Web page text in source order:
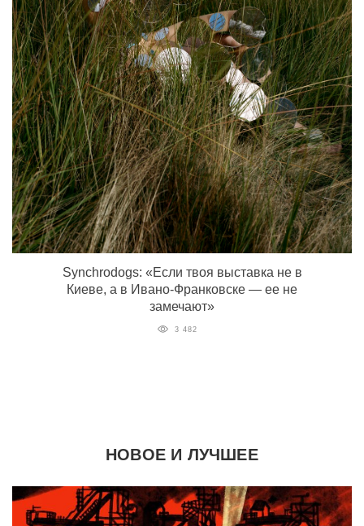
Synchrodogs: «Если твоя выставка не в
Киеве, а в Ивано-Франковске — ее не
замечают»
3 482
НОВОЕ И ЛУЧШЕЕ